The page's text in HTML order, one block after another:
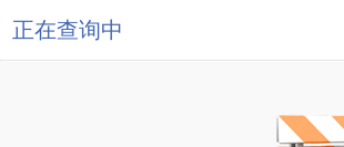
正在查询中